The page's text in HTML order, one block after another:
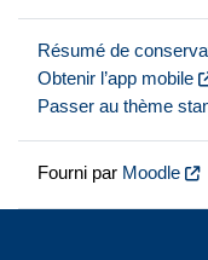
Résumé de
Obtenir l’app mobile
Passer au thème
Fourni par Moodle